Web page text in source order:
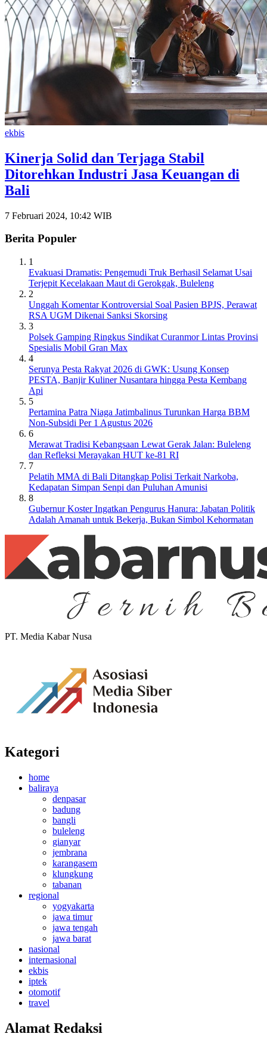
ekbis
Kinerja Solid dan Terjaga Stabil
Ditorehkan Industri Jasa Keuangan di
Bali
7 Februari 2024, 10:42 WIB
Berita Populer
1
Evakuasi Dramatis: Pengemudi Truk Berhasil Selamat Usai
Terjepit Kecelakaan Maut di Gerokgak, Buleleng
2
Unggah Komentar Kontroversial Soal Pasien BPJS, Perawat
RSA UGM Dikenai Sanksi Skorsing
3
Polsek Gamping Ringkus Sindikat Curanmor Lintas Provinsi
Spesialis Mobil Gran Max
4
Serunya Pesta Rakyat 2026 di GWK: Usung Konsep
PESTA, Banjir Kuliner Nusantara hingga Pesta Kembang
Api
5
Pertamina Patra Niaga Jatimbalinus Turunkan Harga BBM
Non-Subsidi Per 1 Agustus 2026
6
Merawat Tradisi Kebangsaan Lewat Gerak Jalan: Buleleng
dan Refleksi Merayakan HUT ke-81 RI
7
Pelatih MMA di Bali Ditangkap Polisi Terkait Narkoba,
Kedapatan Simpan Senpi dan Puluhan Amunisi
8
Gubernur Koster Ingatkan Pengurus Hanura: Jabatan Politik
Adalah Amanah untuk Bekerja, Bukan Simbol Kehormatan
PT. Media Kabar Nusa
Kategori
home
baliraya
denpasar
badung
bangli
buleleng
gianyar
jembrana
karangasem
klungkung
tabanan
regional
yogyakarta
jawa timur
jawa tengah
jawa barat
nasional
internasional
ekbis
iptek
otomotif
travel
Alamat Redaksi